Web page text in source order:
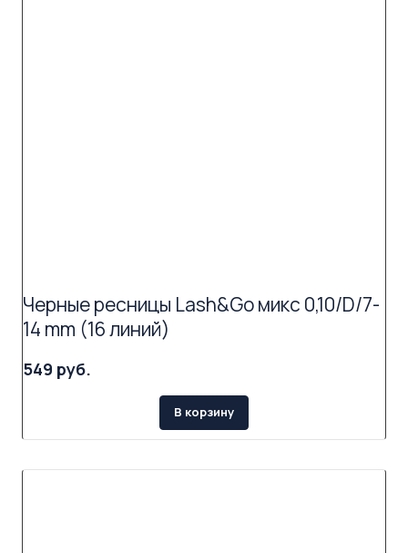
Черные ресницы Lash&Go микс 0,10/D/7-
14 mm (16 линий)
549 руб.
В корзину